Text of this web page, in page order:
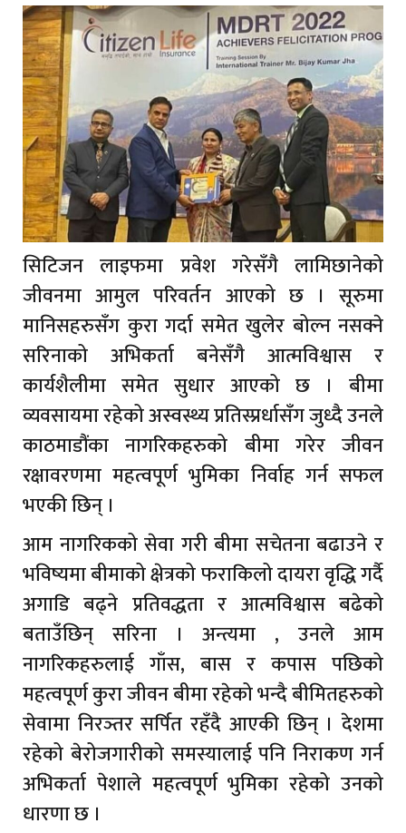
सिटिजन लाइफमा प्रवेश गरेसँगै लामिछानेको
जीवनमा आमुल परिवर्तन आएको छ । सूरुमा
मानिसहरुसँग कुरा गर्दा समेत खुलेर बोल्न नसक्ने
सरिनाको अभिकर्ता बनेसँगै आत्मविश्वास र
कार्यशैलीमा समेत सुधार आएको छ । बीमा
व्यवसायमा रहेको अस्वस्थ्य प्रतिस्प्रर्धासँग जुध्दै उनले
काठमाडौंका नागरिकहरुको बीमा गरेर जीवन
रक्षावरणमा महत्वपूर्ण भुमिका निर्वाह गर्न सफल
भएकी छिन् ।
आम नागरिकको सेवा गरी बीमा सचेतना बढाउने र
भविष्यमा बीमाको क्षेत्रको फराकिलो दायरा वृद्धि गर्दै
अगाडि बढ्ने प्रतिवद्धता र आत्मविश्वास बढेको
बताउँछिन् सरिना । अन्त्यमा , उनले आम
नागरिकहरुलाई गाँस, बास र कपास पछिको
महत्वपूर्ण कुरा जीवन बीमा रहेको भन्दै बीमितहरुको
सेवामा निरञ्तर सर्पित रहँदै आएकी छिन् । देशमा
रहेको बेरोजगारीको समस्यालाई पनि निराकण गर्न
अभिकर्ता पेशाले महत्वपूर्ण भुमिका रहेको उनको
धारणा छ ।